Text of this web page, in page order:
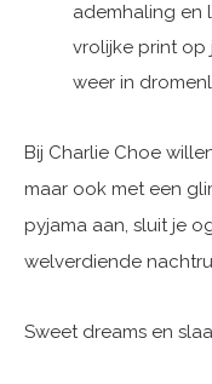
ademhaling en
vrolijke print op
weer in
Bij Charlie Choe
maar ook met een
pyjama aan, sluit je
welverdiende
Sweet dreams en